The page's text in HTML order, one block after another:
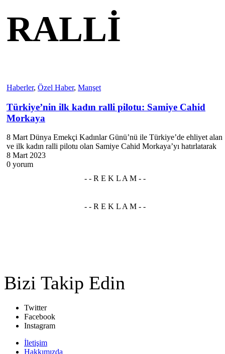
RALLI
Haberler, Özel Haber, Manşet
Türkiye’nin ilk kadın ralli pilotu: Samiye Cahid
Morkaya
8 Mart Dünya Emekçi Kadınlar Günü’nü ile Türkiye’de ehliyet alan
ve ilk kadın ralli pilotu olan Samiye Cahid Morkaya’yı hatırlatarak
8 Mart 2023
0 yorum
Bizi Takip Edin
Twitter
Facebook
Instagram
İletişim
Hakkımızda